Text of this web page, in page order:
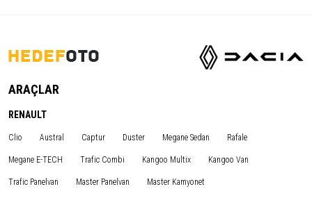
ARAÇLAR
RENAULT
Clio Austral Captur Duster Megane Sedan Rafale
Megane E-TECH Trafic Combi Kangoo Multix Kangoo Van
Trafic Panelvan Master Panelvan Master Kamyonet